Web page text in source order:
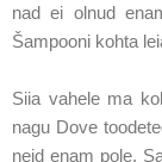
nad ei olnud
Šampooni kohta
Siia vahele ma
nagu Dove
neid enam pole.